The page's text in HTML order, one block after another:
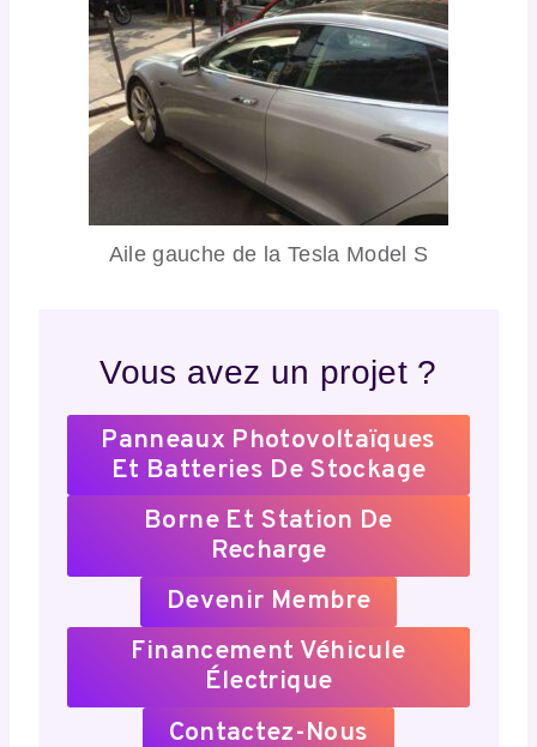
Aile gauche de la Tesla Model S
Vous avez un projet ?
Panneaux Photovoltaïques
Et Batteries De Stockage
Borne Et Station De
Recharge
Devenir Membre
Financement Véhicule
Électrique
Contactez-Nous